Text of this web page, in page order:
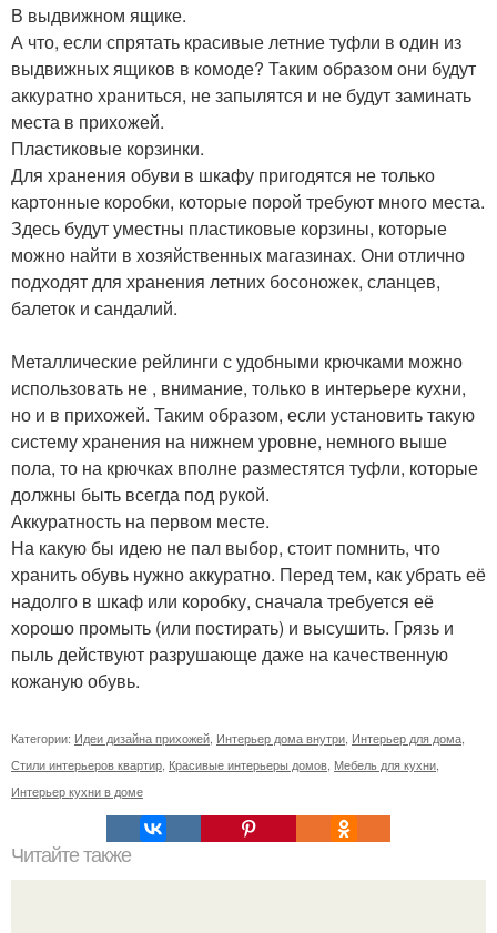
В выдвижном ящике.
А что, если спрятать красивые летние туфли в один из
выдвижных ящиков в комоде? Таким образом они будут
аккуратно храниться, не запылятся и не будут заминать
места в прихожей.
Пластиковые корзинки.
Для хранения обуви в шкафу пригодятся не только
картонные коробки, которые порой требуют много места.
Здесь будут уместны пластиковые корзины, которые
можно найти в хозяйственных магазинах. Они отлично
подходят для хранения летних босоножек, сланцев,
балеток и сандалий.
Металлические рейлинги с удобными крючками можно
использовать не , внимание, только в интерьере кухни,
но и в прихожей. Таким образом, если установить такую
систему хранения на нижнем уровне, немного выше
пола, то на крючках вполне разместятся туфли, которые
должны быть всегда под рукой.
Аккуратность на первом месте.
На какую бы идею не пал выбор, стоит помнить, что
хранить обувь нужно аккуратно. Перед тем, как убрать её
надолго в шкаф или коробку, сначала требуется её
хорошо промыть (или постирать) и высушить. Грязь и
пыль действуют разрушающе даже на качественную
кожаную обувь.
Категории: Идеи дизайна прихожей Интерьер дома внутри Интерьер для дома
Стили интерьеров квартир Красивые интерьеры домов Мебель для кухни
Интерьер кухни в доме
Читайте также